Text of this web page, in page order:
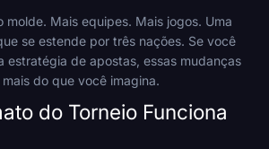
molde. Mais equipes. Mais jogos. Uma
se estende por três nações. Se você
estratégia de apostas, essas mudanças
do que você imagina.
do Torneio Funciona